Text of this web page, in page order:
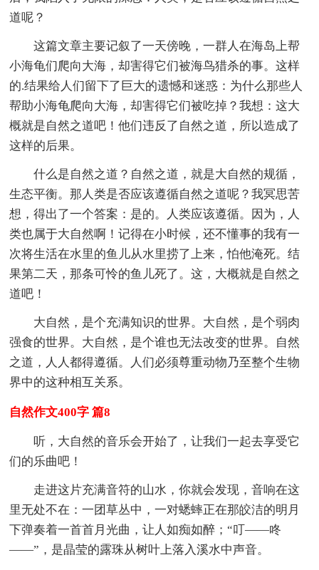
道呢？
这篇文章主要记叙了一天傍晚，一群人在海岛上帮
小海龟们爬向大海，却害得它们被海鸟猎杀的事。这样
的.结果给人们留下了巨大的遗憾和迷惑：为什么那些人
帮助小海龟爬向大海，却害得它们被吃掉？我想：这大
概就是自然之道吧！他们违反了自然之道，所以造成了
这样的后果。
什么是自然之道？自然之道，就是大自然的规循，
生态平衡。那人类是否应该遵循自然之道呢？我冥思苦
想，得出了一个答案：是的。人类应该遵循。因为，人
类也属于大自然啊！记得在小时候，还不懂事的我有一
次将生活在水里的鱼儿从水里捞了上来，怕他淹死。结
果第二天，那条可怜的鱼儿死了。这，大概就是自然之
道吧！
大自然，是个充满知识的世界。大自然，是个弱肉
强食的世界。大自然，是个谁也无法改变的世界。自然
之道，人人都得遵循。人们必须尊重动物乃至整个生物
界中的这种相互关系。
自然作文400字 篇8
听，大自然的音乐会开始了，让我们一起去享受它
们的乐曲吧！
走进这片充满音符的山水，你就会发现，音响在这
里无处不在：一团草丛中，一对蟋蟀正在那皎洁的明月
下弹奏着一首首月光曲，让人如痴如醉；“叮——咚
——”，是晶莹的露珠从树叶上落入溪水中声音。